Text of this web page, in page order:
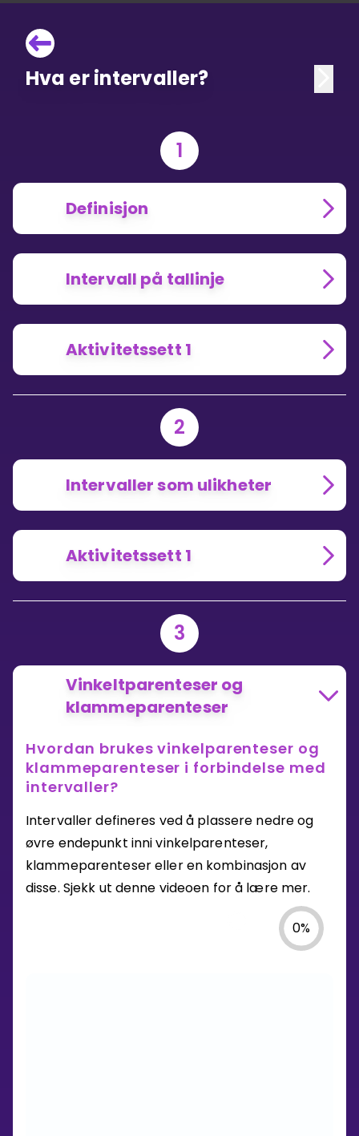
Hva er intervaller?
1
Definisjon
Intervall på tallinje
Aktivitetssett 1
2
Intervaller som ulikheter
Aktivitetssett 1
3
Vinkeltparenteser og
klammeparenteser
Hvordan brukes vinkelparenteser og
klammeparenteser i forbindelse med
intervaller?
Intervaller defineres ved å plassere nedre og
øvre endepunkt inni vinkelparenteser,
klammeparenteser eller en kombinasjon av
disse. Sjekk ut denne videoen for å lære mer.
0%